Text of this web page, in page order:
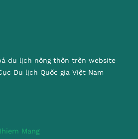
du lịch nông thôn trên website
Du lịch Quốc gia Việt Nam